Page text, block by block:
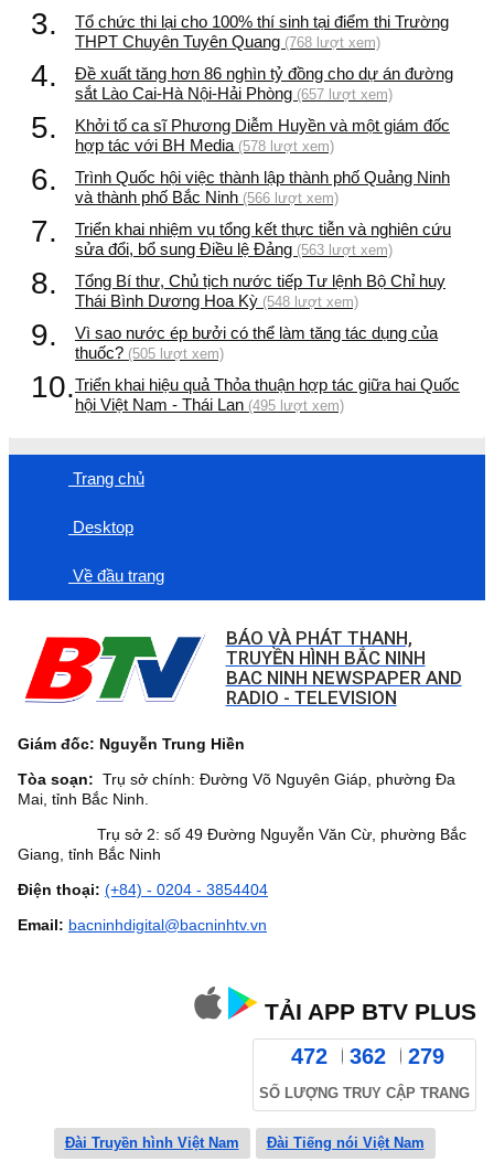
3.
Tổ chức thi lại cho 100% thí sinh tại điểm thi Trường
THPT Chuyên Tuyên Quang (768 lượt xem)
4.
Đề xuất tăng hơn 86 nghìn tỷ đồng cho dự án đường
sắt Lào Cai-Hà Nội-Hải Phòng (657 lượt xem)
5.
Khởi tố ca sĩ Phương Diễm Huyền và một giám đốc
hợp tác với BH Media (578 lượt xem)
6.
Trình Quốc hội việc thành lập thành phố Quảng Ninh
và thành phố Bắc Ninh (566 lượt xem)
7.
Triển khai nhiệm vụ tổng kết thực tiễn và nghiên cứu
sửa đổi, bổ sung Điều lệ Đảng (563 lượt xem)
8.
Tổng Bí thư, Chủ tịch nước tiếp Tư lệnh Bộ Chỉ huy
Thái Bình Dương Hoa Kỳ (548 lượt xem)
9.
Vì sao nước ép bưởi có thể làm tăng tác dụng của
thuốc? (505 lượt xem)
10.Triển khai hiệu quả Thỏa thuận hợp tác giữa hai Quốc
hội Việt Nam - Thái Lan (495 lượt xem)
Trang chủ
Desktop
Về đầu trang
BÁO VÀ PHÁT THANH,
TRUYỀN HÌNH BẮC NINH
BAC NINH NEWSPAPER AND
RADIO - TELEVISION
Giám đốc: Nguyễn Trung Hiền
Tòa soạn: Trụ sở chính: Đường Võ Nguyên Giáp, phường Đa
Mai, tỉnh Bắc Ninh.
Trụ sở 2: số 49 Đường Nguyễn Văn Cừ, phường Bắc
Giang, tỉnh Bắc Ninh
Điện thoại: (+84) - 0204 - 3854404
Email: bacninhdigital@bacninhtv.vn
TẢI APP BTV PLUS
472 362 279
SỐ LƯỢNG TRUY CẬP TRANG
Đài Truyền hình Việt Nam Đài Tiếng nói Việt Nam